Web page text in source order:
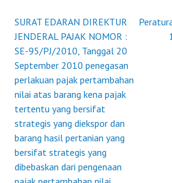
Post
navigation
SURAT EDARAN DIREKTUR
JENDERAL PAJAK NOMOR :
SE-95/PJ/2010, Tanggal 20
September 2010 penegasan
perlakuan pajak pertambahan
nilai atas barang kena pajak
tertentu yang bersifat
strategis yang diekspor dan
barang hasil pertanian yang
bersifat strategis yang
dibebaskan dari pengenaan